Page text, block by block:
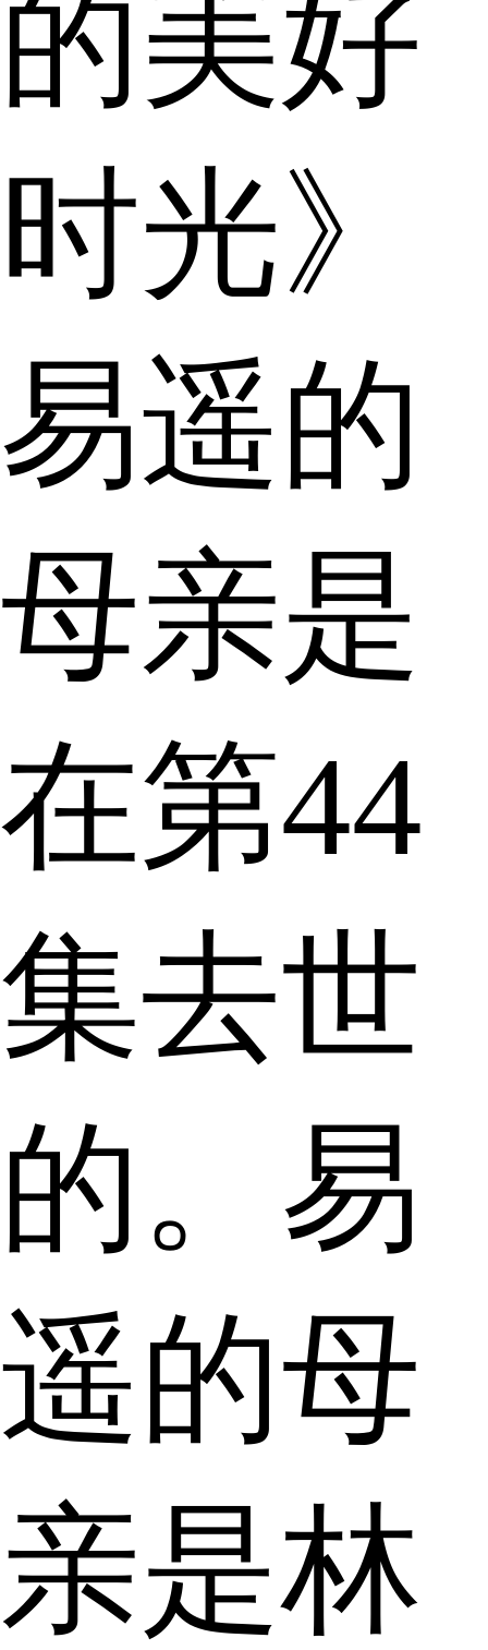
的美好
时光》
易遥的
母亲是
在第44
集去世
的。易
遥的母
亲是林